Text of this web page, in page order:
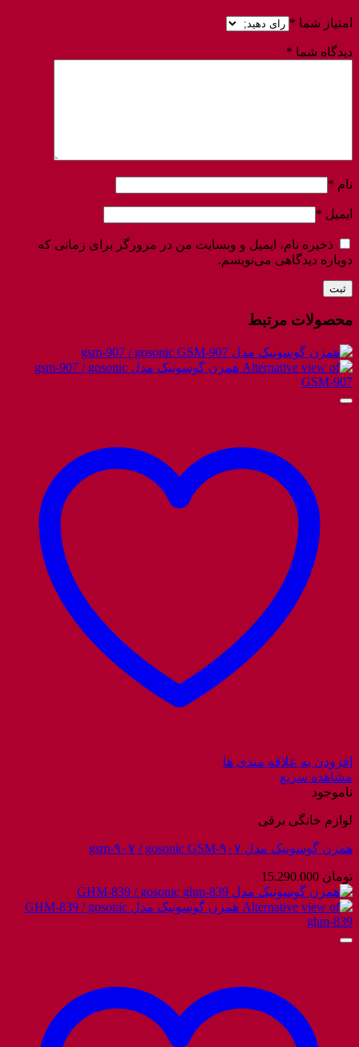
امتیاز شما *
دیدگاه شما *
نام *
ایمیل *
ذخیره نام، ایمیل و وبسایت من در مرورگر برای زمانی که
دوباره دیدگاهی می‌نویسم.
محصولات مرتبط
افزودن به علاقه مندی ها
مشاهده سریع
ناموجود
لوازم خانگی برقی
همزن گوسونیک مدل gsm-۹۰۷ / gosonic GSM-۹۰۷
تومان